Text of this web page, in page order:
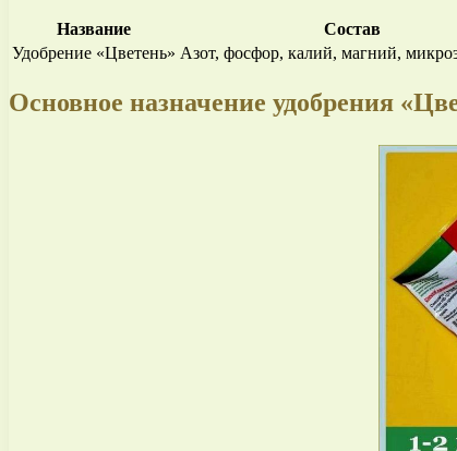
Название Состав
Удобрение «Цветень» Азот, фосфор, калий, магний,
Основное назначение удобрения